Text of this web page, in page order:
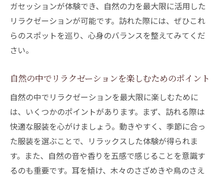
ガセッションが体験でき、自然の力を最大限に活用した
リラクゼーションが可能です。訪れた際には、ぜひこれ
らのスポットを巡り、心身のバランスを整えてみてくだ
さい。
自然の中でリラクゼーションを楽しむためのポイント
自然の中でリラクゼーションを最大限に楽しむために
は、いくつかのポイントがあります。まず、訪れる際は
快適な服装を心がけましょう。動きやすく、季節に合っ
た服装を選ぶことで、リラックスした体験が得られま
す。また、自然の音や香りを五感で感じることを意識す
るのも重要です。耳を傾け、木々のさざめきや鳥のさえ